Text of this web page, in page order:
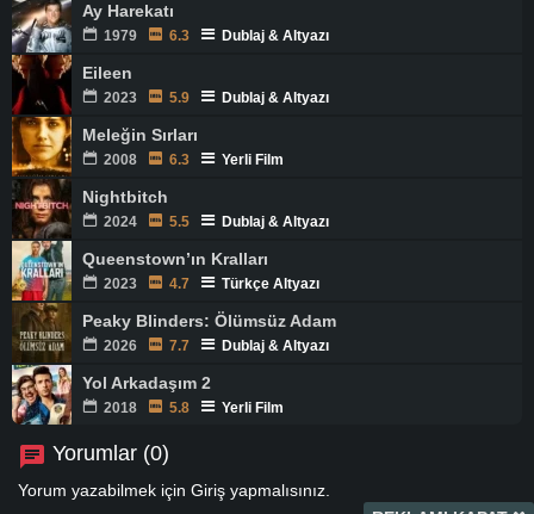
Ay Harekatı
1979 6.3 Dublaj & Altyazı
Eileen
2023 5.9 Dublaj & Altyazı
Meleğin Sırları
2008 6.3 Yerli Film
Nightbitch
2024 5.5 Dublaj & Altyazı
Queenstown’ın Kralları
2023 4.7 Türkçe Altyazı
Peaky Blinders: Ölümsüz Adam
2026 7.7 Dublaj & Altyazı
Yol Arkadaşım 2
2018 5.8 Yerli Film
Yorumlar (0)
Yorum yazabilmek için Giriş yapmalısınız.